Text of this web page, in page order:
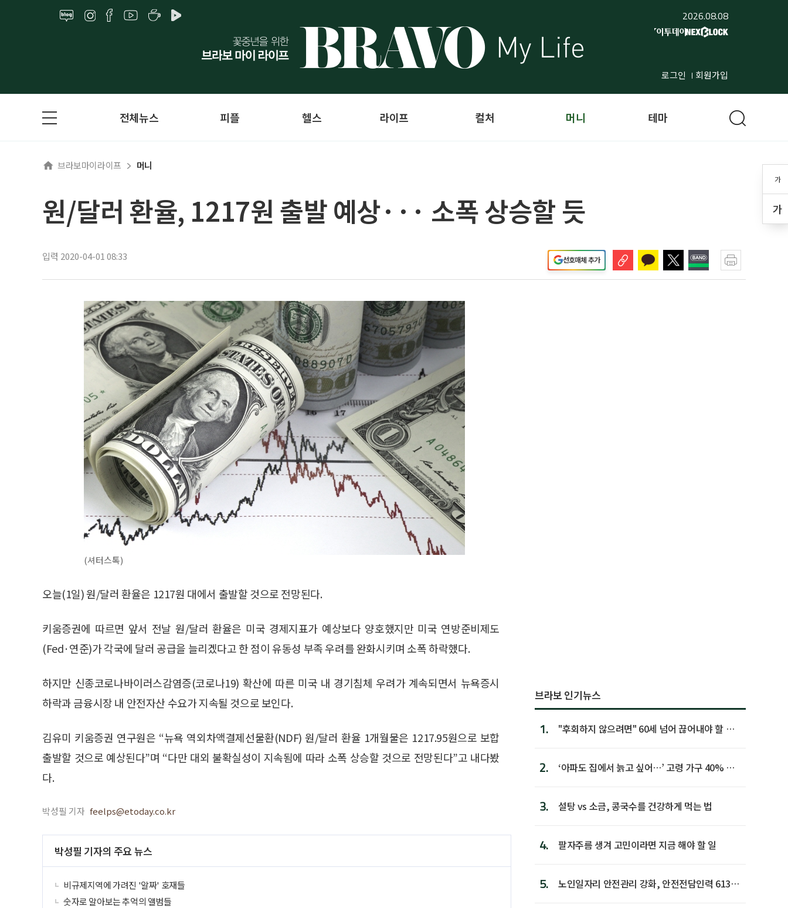
2026.08.08
로그인 회원가입
가
가
전체뉴스 피플 헬스 라이프 컬처 머니 테마
브라보마이라이프 머니
원/달러 환율, 1217원 출발 예상··· 소폭 상승할 듯
입력 2020-04-01 08:33 선호매체 추가
(셔터스톡)
오늘(1일) 원/달러 환율은 1217원 대에서 출발할 것으로 전망된다.
키움증권에 따르면 앞서 전날 원/달러 환율은 미국 경제지표가 예상보다 양호했지만 미국 연방준비제도
(Fed·연준)가 각국에 달러 공급을 늘리겠다고 한 점이 유동성 부족 우려를 완화시키며 소폭 하락했다.
하지만 신종코로나바이러스감염증(코로나19) 확산에 따른 미국 내 경기침체 우려가 계속되면서 뉴욕증시
하락과 금융시장 내 안전자산 수요가 지속될 것으로 보인다.
김유미 키움증권 연구원은 “뉴욕 역외차액결제선물환(NDF) 원/달러 환율 1개월물은 1217.95원으로 보합
출발할 것으로 예상된다”며 “다만 대외 불확실성이 지속됨에 따라 소폭 상승할 것으로 전망된다”고 내다봤
다.
박성필 기자 feelps@etoday.co.kr
박성필 기자의 주요 뉴스
비규제지역에 가려진 '알짜' 호재들
숫자로 알아보는 추억의 앨범들
브라보 인기뉴스
1.
"후회하지 않으려면" 60세 넘어 끊어내야 할 사
2.
‘아파도 집에서 늙고 싶어…’ 고령 가구 40% 노
3. 설탕 vs 소금, 콩국수를 건강하게 먹는 법
4. 팔자주름 생겨 고민이라면 지금 해야 할 일
5.
노인일자리 안전관리 강화, 안전전담인력 613명